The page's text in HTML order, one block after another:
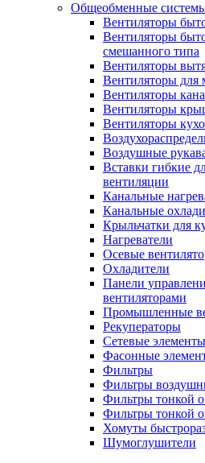
Общеобменные
Вентиляторы
Вентиляторы
смешанного типа
Вентиляторы
Вентиляторы для
Вентиляторы
Вентиляторы
Вентиляторы
Воздушные
Вставки гибкие
вентиляции
Канальные
Канальные
Крыльчатки для
Нагреватели
Осевые
Охладители
Панели
вентиляторами
Промышленные
Рекуператоры
Сетевые элементы
Фасонные
Фильтры
Фильтры
Фильтры тонкой
Фильтры тонкой
Хомуты
Шумоглушители